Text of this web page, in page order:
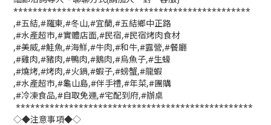
*************************************************
,#五結,#羅東,#冬山,#宜蘭,#五結鄉中正路
,#水產超市,#實體店面,#民宿,#民宿烤肉食材
,#美威,#鮭魚,#海鮮,#牛肉,#和牛,#露營,#餐廳
,#雞肉,#豬肉,#鴨肉,#鵝肉,#烏魚子,#生蠔
,#燒烤,#烤肉,#火鍋,#蝦子,#螃蟹,#龍蝦
,#水產超市,#龜山島,#伴手禮,#年菜,#團購
,#冷凍食品,#自取免運,#宅配到府,#辦桌
*************************************************
◇◆注意事項◆◇